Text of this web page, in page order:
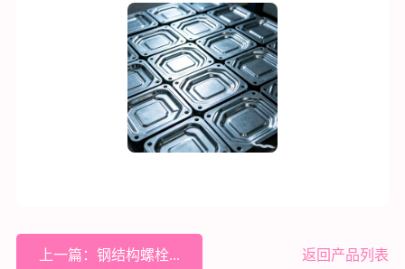
上一篇：钢结构螺栓... 返回产品列表